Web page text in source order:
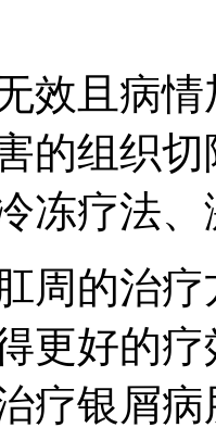
效且病
的组织
冻疗法
周的治
更好的疗
疗银屑